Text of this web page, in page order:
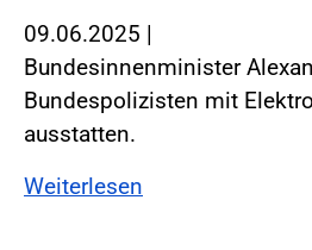
09.06.2025 |
Bundesinnenminister
Bundespolizisten mit
ausstatten.
Weiterlesen